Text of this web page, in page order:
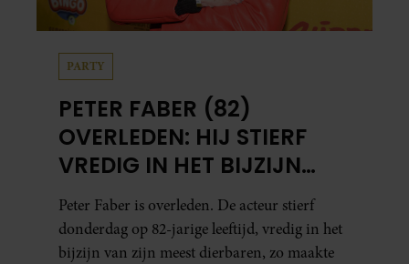
PARTY
PETER FABER (82)
OVERLEDEN: HIJ STIERF
VREDIG IN HET BIJZIJN
VAN ZIJN MEEST
DIERBAREN
Peter Faber is overleden. De acteur stierf
donderdag op 82-jarige leeftijd, vredig in het
bijzijn van zijn meest dierbaren, zo maakte